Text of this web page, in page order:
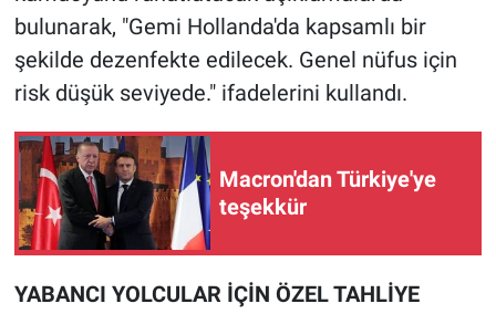
bulunarak, "Gemi Hollanda'da kapsamlı bir
şekilde dezenfekte edilecek. Genel nüfus için
risk düşük seviyede." ifadelerini kullandı.
Macron'dan Türkiye'ye
teşekkür
YABANCI YOLCULAR İÇİN ÖZEL TAHLİYE